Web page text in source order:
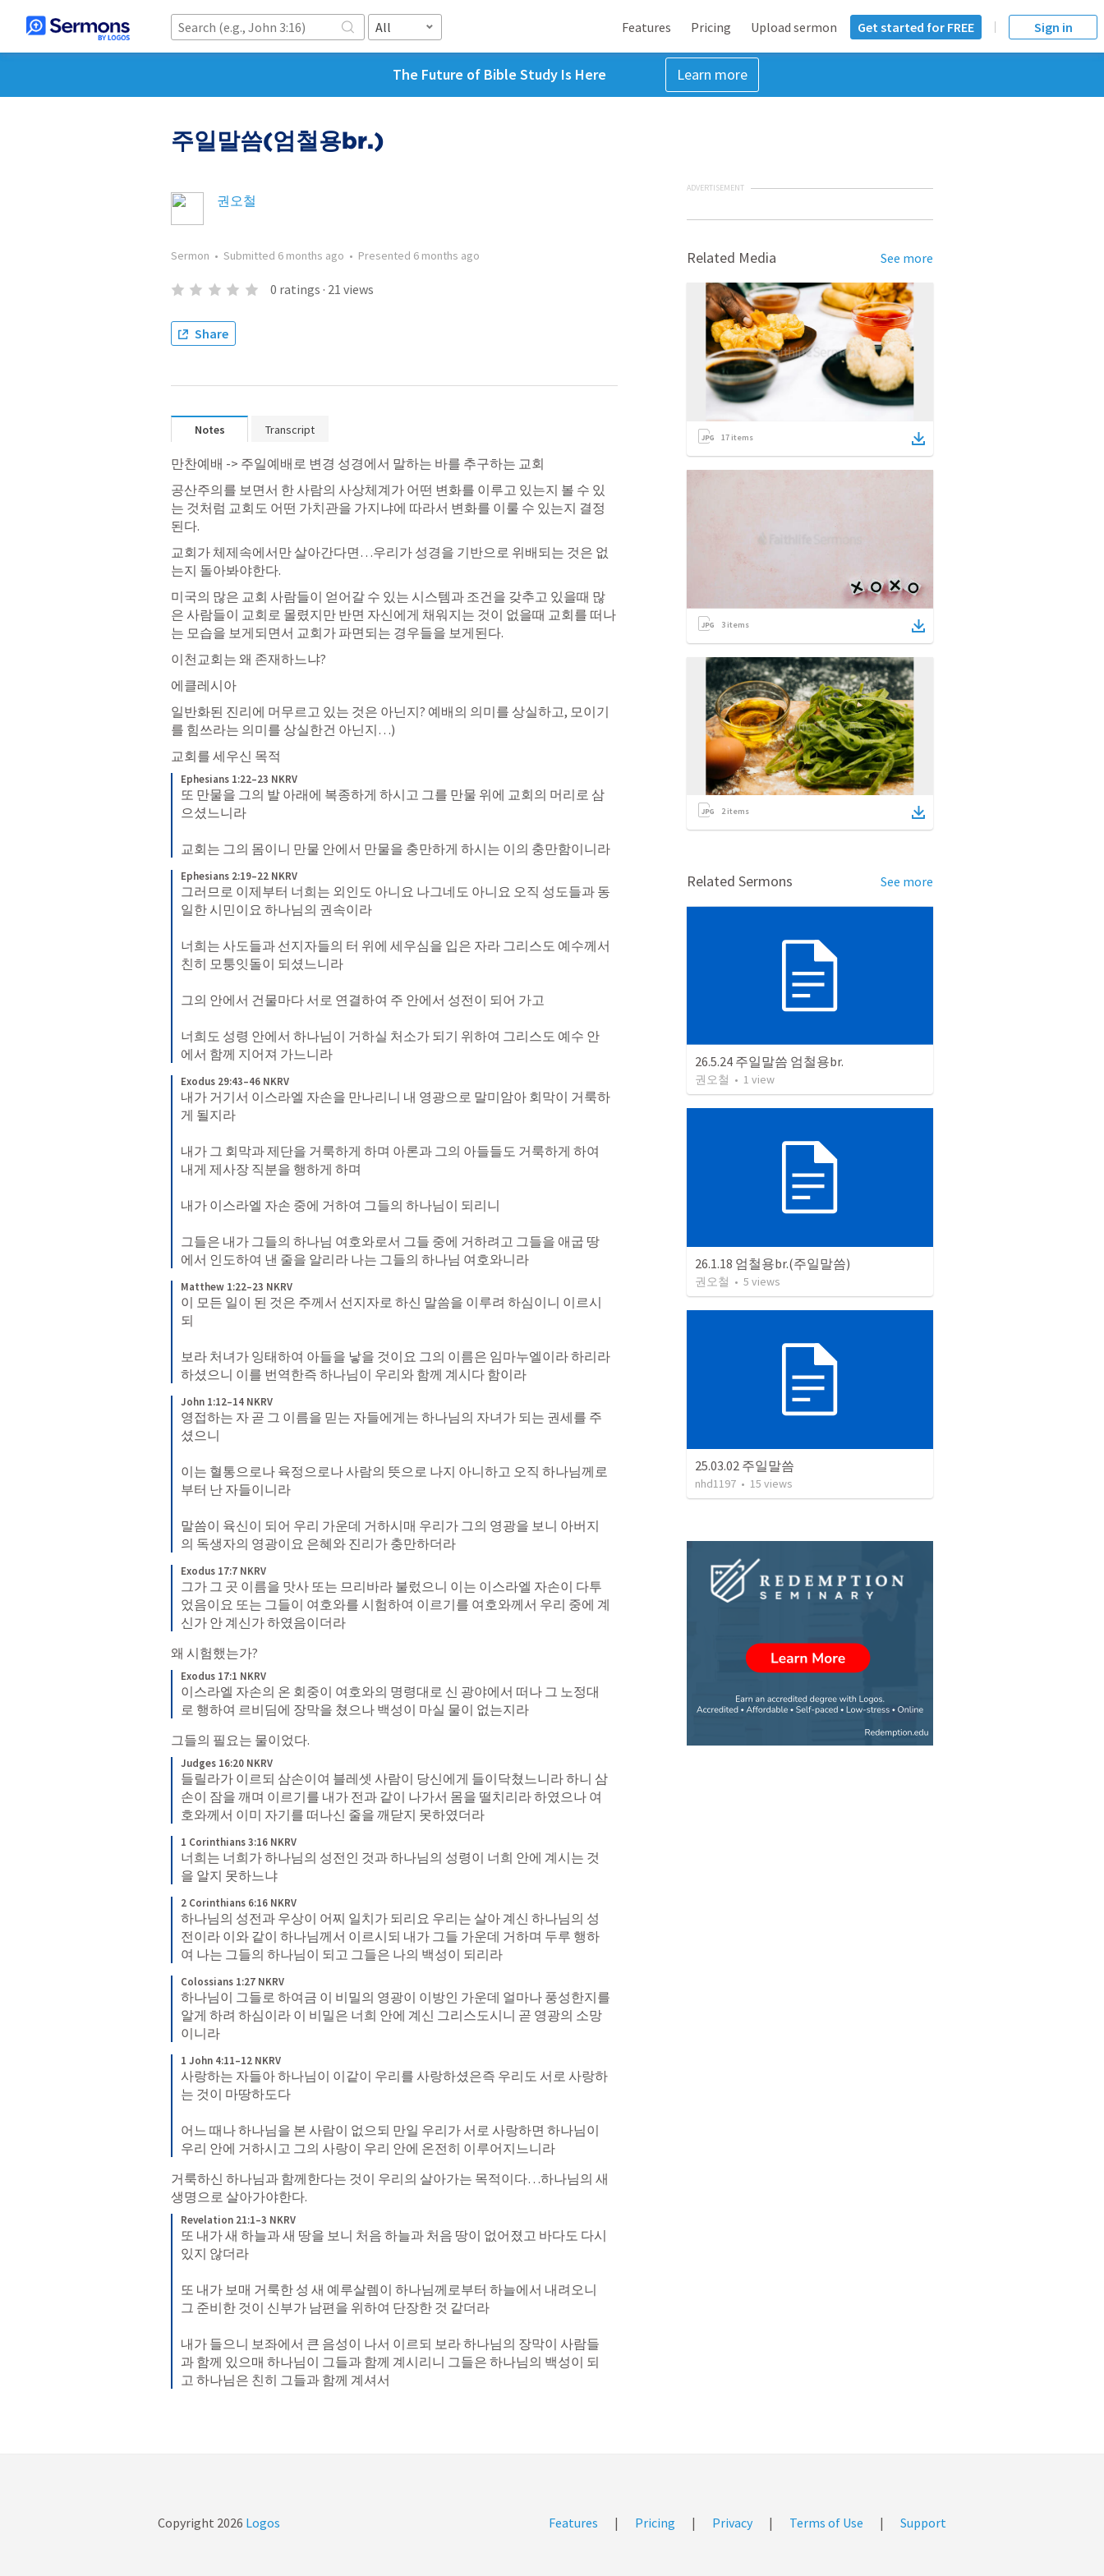
All Features Pricing Upload sermon Get started for FREE Sign in
The Future of Bible Study Is Here Learn more
주일말씀(엄철용br.)
권오철
Sermon • Submitted 6 months ago • Presented 6 months ago
0 ratings · 21 views
Share
Notes Transcript
만찬예배 -> 주일예배로 변경 성경에서 말하는 바를 추구하는 교회
공산주의를 보면서 한 사람의 사상체계가 어떤 변화를 이루고 있는지 볼 수 있
는 것처럼 교회도 어떤 가치관을 가지냐에 따라서 변화를 이룰 수 있는지 결정
된다.
교회가 체제속에서만 살아간다면…우리가 성경을 기반으로 위배되는 것은 없
는지 돌아봐야한다.
미국의 많은 교회 사람들이 얻어갈 수 있는 시스템과 조건을 갖추고 있을때 많
은 사람들이 교회로 몰렸지만 반면 자신에게 채워지는 것이 없을때 교회를 떠나
는 모습을 보게되면서 교회가 파면되는 경우들을 보게된다.
이천교회는 왜 존재하느냐?
에클레시아
일반화된 진리에 머무르고 있는 것은 아닌지? 예배의 의미를 상실하고, 모이기
를 힘쓰라는 의미를 상실한건 아닌지…)
교회를 세우신 목적
Ephesians 1:22–23 NKRV
또 만물을 그의 발 아래에 복종하게 하시고 그를 만물 위에 교회의 머리로 삼
으셨느니라
교회는 그의 몸이니 만물 안에서 만물을 충만하게 하시는 이의 충만함이니라
Ephesians 2:19–22 NKRV
그러므로 이제부터 너희는 외인도 아니요 나그네도 아니요 오직 성도들과 동
일한 시민이요 하나님의 권속이라
너희는 사도들과 선지자들의 터 위에 세우심을 입은 자라 그리스도 예수께서
친히 모퉁잇돌이 되셨느니라
그의 안에서 건물마다 서로 연결하여 주 안에서 성전이 되어 가고
너희도 성령 안에서 하나님이 거하실 처소가 되기 위하여 그리스도 예수 안
에서 함께 지어져 가느니라
Exodus 29:43–46 NKRV
내가 거기서 이스라엘 자손을 만나리니 내 영광으로 말미암아 회막이 거룩하
게 될지라
내가 그 회막과 제단을 거룩하게 하며 아론과 그의 아들들도 거룩하게 하여
내게 제사장 직분을 행하게 하며
내가 이스라엘 자손 중에 거하여 그들의 하나님이 되리니
그들은 내가 그들의 하나님 여호와로서 그들 중에 거하려고 그들을 애굽 땅
에서 인도하여 낸 줄을 알리라 나는 그들의 하나님 여호와니라
Matthew 1:22–23 NKRV
이 모든 일이 된 것은 주께서 선지자로 하신 말씀을 이루려 하심이니 이르시
되
보라 처녀가 잉태하여 아들을 낳을 것이요 그의 이름은 임마누엘이라 하리라
하셨으니 이를 번역한즉 하나님이 우리와 함께 계시다 함이라
John 1:12–14 NKRV
영접하는 자 곧 그 이름을 믿는 자들에게는 하나님의 자녀가 되는 권세를 주
셨으니
이는 혈통으로나 육정으로나 사람의 뜻으로 나지 아니하고 오직 하나님께로
부터 난 자들이니라
말씀이 육신이 되어 우리 가운데 거하시매 우리가 그의 영광을 보니 아버지
의 독생자의 영광이요 은혜와 진리가 충만하더라
Exodus 17:7 NKRV
그가 그 곳 이름을 맛사 또는 므리바라 불렀으니 이는 이스라엘 자손이 다투
었음이요 또는 그들이 여호와를 시험하여 이르기를 여호와께서 우리 중에 계
신가 안 계신가 하였음이더라
왜 시험했는가?
Exodus 17:1 NKRV
이스라엘 자손의 온 회중이 여호와의 명령대로 신 광야에서 떠나 그 노정대
로 행하여 르비딤에 장막을 쳤으나 백성이 마실 물이 없는지라
그들의 필요는 물이었다.
Judges 16:20 NKRV
들릴라가 이르되 삼손이여 블레셋 사람이 당신에게 들이닥쳤느니라 하니 삼
손이 잠을 깨며 이르기를 내가 전과 같이 나가서 몸을 떨치리라 하였으나 여
호와께서 이미 자기를 떠나신 줄을 깨닫지 못하였더라
1 Corinthians 3:16 NKRV
너희는 너희가 하나님의 성전인 것과 하나님의 성령이 너희 안에 계시는 것
을 알지 못하느냐
2 Corinthians 6:16 NKRV
하나님의 성전과 우상이 어찌 일치가 되리요 우리는 살아 계신 하나님의 성
전이라 이와 같이 하나님께서 이르시되 내가 그들 가운데 거하며 두루 행하
여 나는 그들의 하나님이 되고 그들은 나의 백성이 되리라
Colossians 1:27 NKRV
하나님이 그들로 하여금 이 비밀의 영광이 이방인 가운데 얼마나 풍성한지를
알게 하려 하심이라 이 비밀은 너희 안에 계신 그리스도시니 곧 영광의 소망
이니라
1 John 4:11–12 NKRV
사랑하는 자들아 하나님이 이같이 우리를 사랑하셨은즉 우리도 서로 사랑하
는 것이 마땅하도다
어느 때나 하나님을 본 사람이 없으되 만일 우리가 서로 사랑하면 하나님이
우리 안에 거하시고 그의 사랑이 우리 안에 온전히 이루어지느니라
거룩하신 하나님과 함께한다는 것이 우리의 살아가는 목적이다…하나님의 새
생명으로 살아가야한다.
Revelation 21:1–3 NKRV
또 내가 새 하늘과 새 땅을 보니 처음 하늘과 처음 땅이 없어졌고 바다도 다시
있지 않더라
또 내가 보매 거룩한 성 새 예루살렘이 하나님께로부터 하늘에서 내려오니
그 준비한 것이 신부가 남편을 위하여 단장한 것 같더라
내가 들으니 보좌에서 큰 음성이 나서 이르되 보라 하나님의 장막이 사람들
과 함께 있으매 하나님이 그들과 함께 계시리니 그들은 하나님의 백성이 되
고 하나님은 친히 그들과 함께 계셔서
ADVERTISEMENT
Related Media See more
17 items
3 items
2items
Related Sermons See more
26.5.24 주일말씀 엄철용br.
권오철 • 1 view
26.1.18 엄철용br.(주일말씀)
권오철 • 5 views
25.03.02 주일말씀
nhd1197 • 15 views
Copyright 2026 Logos Features | Pricing | Privacy | Terms of Use | Support